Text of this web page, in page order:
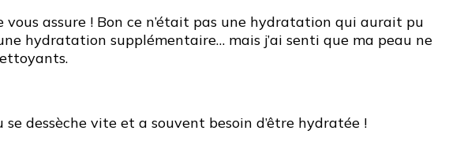
assure ! Bon ce n’était pas une hydratation qui aurait pu
hydratation supplémentaire… mais j’ai senti que ma peau ne
dessèche vite et a souvent besoin d’être hydratée !